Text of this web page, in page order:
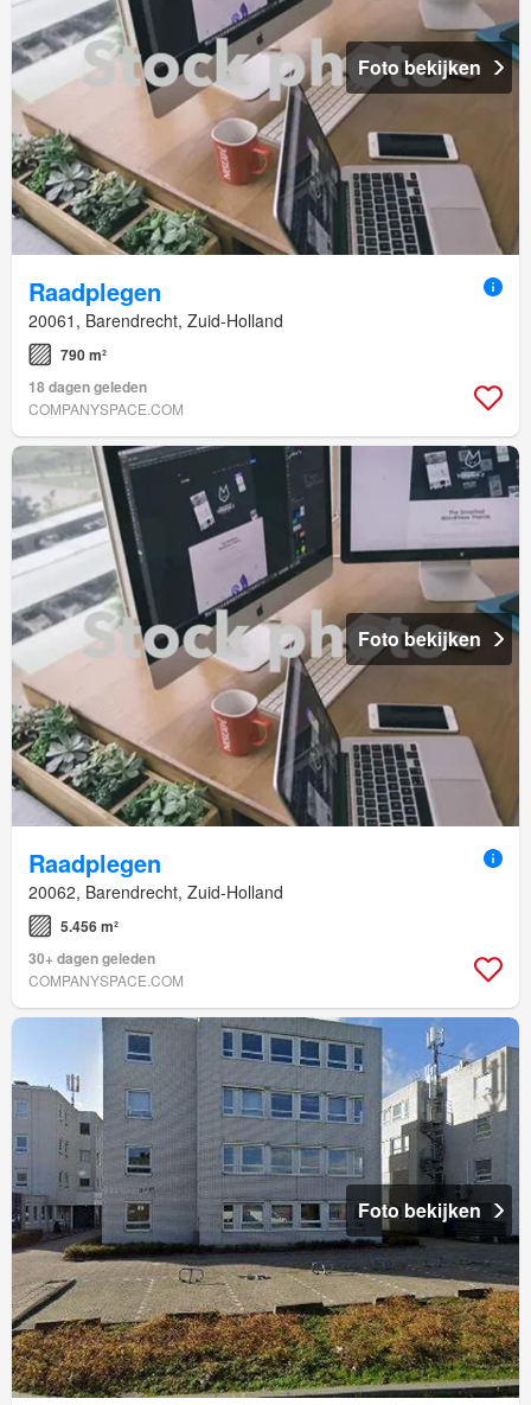
Foto bekijken
Raadplegen
20061, Barendrecht, Zuid-Holland
790 m²
18 dagen geleden
COMPANYSPACE.COM
Foto bekijken
Raadplegen
20062, Barendrecht, Zuid-Holland
5.456 m²
30+ dagen geleden
COMPANYSPACE.COM
Foto bekijken